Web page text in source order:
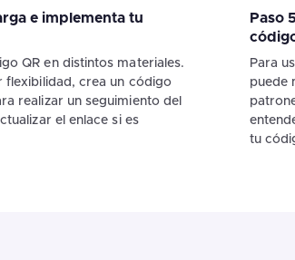
e implementa tu
QR en distintos materiales.
flexibilidad, crea un código
realizar un seguimiento del
el enlace si es
Paso
Para
puede
tu